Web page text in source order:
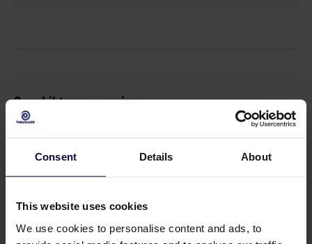
Consent Details About
This website uses cookies
We use cookies to personalise content and ads, to
Geschikte accessoires